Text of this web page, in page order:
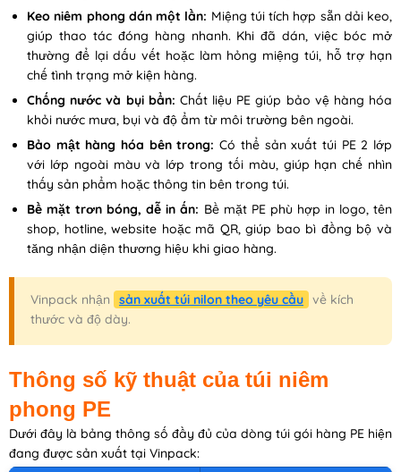
Keo niêm phong dán một lần: Miệng túi tích hợp sẵn dải keo,
giúp thao tác đóng hàng nhanh. Khi đã dán, việc bóc mở
thường để lại dấu vết hoặc làm hỏng miệng túi, hỗ trợ hạn
chế tình trạng mở kiện hàng.
Chống nước và bụi bẩn: Chất liệu PE giúp bảo vệ hàng hóa
khỏi nước mưa, bụi và độ ẩm từ môi trường bên ngoài.
Bảo mật hàng hóa bên trong: Có thể sản xuất túi PE 2 lớp
với lớp ngoài màu và lớp trong tối màu, giúp hạn chế nhìn
thấy sản phẩm hoặc thông tin bên trong túi.
Bề mặt trơn bóng, dễ in ấn: Bề mặt PE phù hợp in logo, tên
shop, hotline, website hoặc mã QR, giúp bao bì đồng bộ và
tăng nhận diện thương hiệu khi giao hàng.
Vinpack nhận sản xuất túi nilon theo yêu cầu về kích
thước và độ dày.
Thông số kỹ thuật của túi niêm
phong PE
Dưới đây là bảng thông số đầy đủ của dòng túi gói hàng PE hiện
đang được sản xuất tại Vinpack: